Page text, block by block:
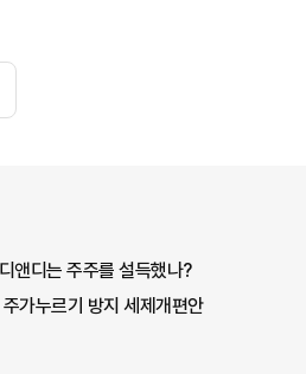
앤디는 주주를 설득했나?
가누르기 방지 세제개편안